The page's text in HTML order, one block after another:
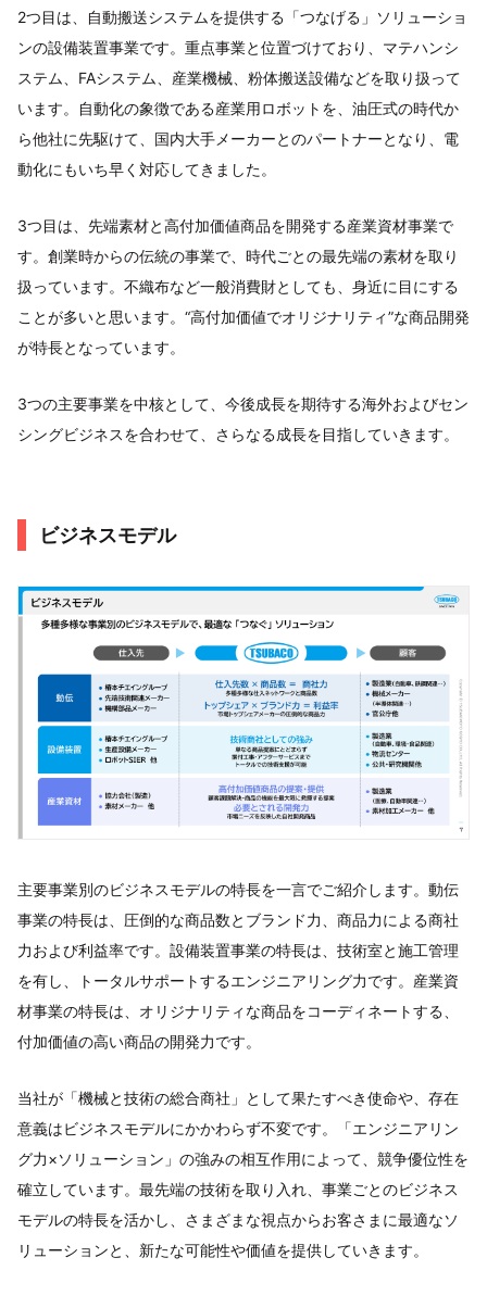
2つ目は、自動搬送システムを提供する「つなげる」ソリューショ
ンの設備装置事業です。重点事業と位置づけており、マテハンシ
ステム、FAシステム、産業機械、粉体搬送設備などを取り扱って
います。自動化の象徴である産業用ロボットを、油圧式の時代か
ら他社に先駆けて、国内大手メーカーとのパートナーとなり、電
動化にもいち早く対応してきました。
3つ目は、先端素材と高付加価値商品を開発する産業資材事業で
す。創業時からの伝統の事業で、時代ごとの最先端の素材を取り
扱っています。不織布など一般消費財としても、身近に目にする
ことが多いと思います。“高付加価値でオリジナリティ”な商品開発
が特長となっています。
3つの主要事業を中核として、今後成長を期待する海外およびセン
シングビジネスを合わせて、さらなる成長を目指していきます。
ビジネスモデル
主要事業別のビジネスモデルの特長を一言でご紹介します。動伝
事業の特長は、圧倒的な商品数とブランド力、商品力による商社
力および利益率です。設備装置事業の特長は、技術室と施工管理
を有し、トータルサポートするエンジニアリング力です。産業資
材事業の特長は、オリジナリティな商品をコーディネートする、
付加価値の高い商品の開発力です。
当社が「機械と技術の総合商社」として果たすべき使命や、存在
意義はビジネスモデルにかかわらず不変です。「エンジニアリン
グ力×ソリューション」の強みの相互作用によって、競争優位性を
確立しています。最先端の技術を取り入れ、事業ごとのビジネス
モデルの特長を活かし、さまざまな視点からお客さまに最適なソ
リューションと、新たな可能性や価値を提供していきます。